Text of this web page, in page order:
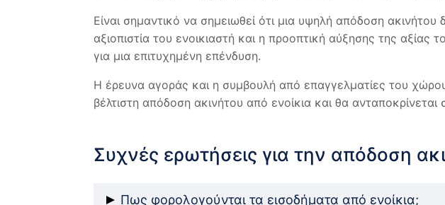
Είναι σημαντικό να σημειωθεί ότι μια υψηλή απόδοση
αξιοπιστία του ενοικιαστή και η προοπτική αύξησης της αξίας
για μια επιτυχημένη επένδυση.
Η έρευνα αγοράς και η συμβουλή από επαγγελματίες του
βέλτιστη απόδοση ακινήτου από ενοίκια και θα
Συχνές ερωτήσεις για την απόδοση
Πως φορολογούνται τα εισοδήματα από ενοίκια;